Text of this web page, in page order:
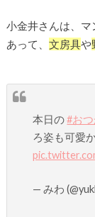
小金井さんは、
あって、 文房具や
本日の#お
ろ姿も可愛
— みわ